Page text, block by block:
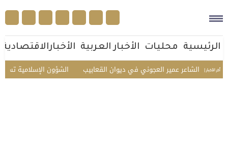
الرئيسية محليات الأخبار العربية الأخبارالاقتصادية
أخر الأخبار | الشؤون الإسلامية تستقبل الشاعر عمير العجوني في ديوان القعابيب